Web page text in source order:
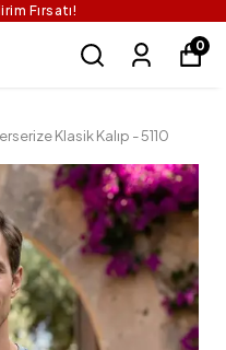
Fırsatı!
0
Klasik Kalıp - 5110